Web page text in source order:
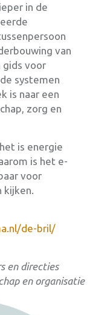
in de
van
gids voor
systemen
is naar een
zorg en
is energie
is het e-
voor
kijken.
de-bril/
en directies
en organisatie